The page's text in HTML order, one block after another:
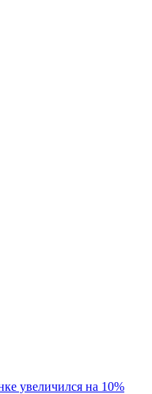
увеличился на 10%